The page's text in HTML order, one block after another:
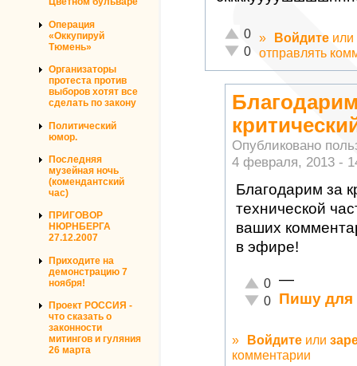
Операция
«Оккупируй
Тюмень»
Организаторы
протеста против
выборов хотят все
сделать по закону
Политический
юмор.
Последняя
музейная ночь
(комендантский
час)
ПРИГОВОР
НЮРНБЕРГА
27.12.2007
Приходите на
демонстрацию 7
ноября!
Проект РОССИЯ -
что сказать о
законности
митингов и гуляния
26 марта
Отлично!
0
Неадекватно!
0
» Войдите или
отправлять
Опубликовано
4 февраля, 2013 -
Благодарим за
технической
ваших
в эфире!
Отлично!
0
Неадекватно!
0
—
Пишу для
» Войдите или
комментарии